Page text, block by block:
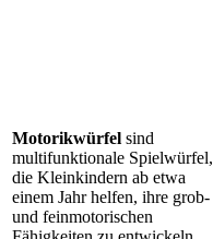
Motorikwürfel sind
multifunktionale Spielwürfel,
die Kleinkindern ab etwa
einem Jahr helfen, ihre grob-
und feinmotorischen